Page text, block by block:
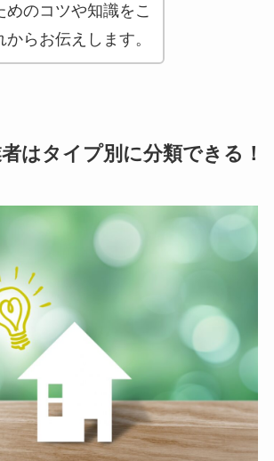
めのコツや知識をこ
からお伝えします。
はタイプ別に分類できる！